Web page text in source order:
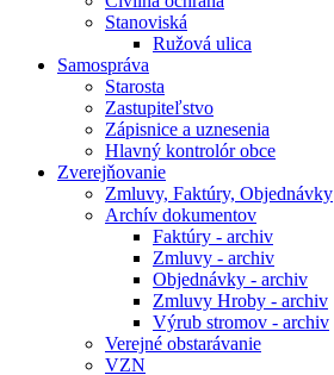
Stanoviská
Ružová ulica
Samospráva
Starosta
Zastupiteľstvo
Zápisnice a uznesenia
Hlavný kontrolór obce
Zverejňovanie
Zmluvy, Faktúry, Objednávky
Archív dokumentov
Faktúry - archiv
Zmluvy - archiv
Objednávky - archiv
Zmluvy Hroby - archiv
Výrub stromov - archiv
Verejné obstarávanie
VZN